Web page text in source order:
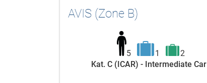
AVIS (Zone B)
5 1
2
Kat. C (ICAR) - Intermediate Car